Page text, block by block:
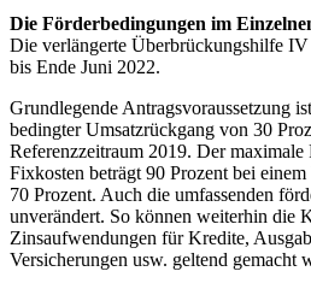
Die Förderbedingungen im
Die verlängerte Überbrückungshilfe
bis Ende Juni 2022.
Grundlegende Antragsvoraussetzung
bedingter Umsatzrückgang von 30
Referenzzeitraum 2019. Der maximale
Fixkosten beträgt 90 Prozent bei
70 Prozent. Auch die umfassenden
unverändert. So können weiterhin die
Zinsaufwendungen für Kredite,
Versicherungen usw. geltend gemacht